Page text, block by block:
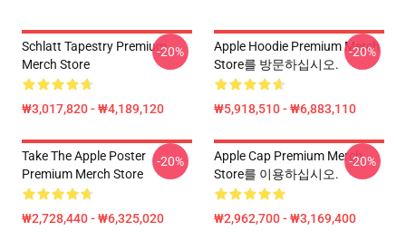
Schlatt Tapestry Premium
Merch Store
₩3,017,820 - ₩4,189,120
-20%
Apple Hoodie Premium Merch
Store를 방문하십시오.
₩5,918,510 - ₩6,883,110
-20%
Take The Apple Poster
Premium Merch Store
₩2,728,440 - ₩6,325,020
-20%
Apple Cap Premium Merch
Store를 이용하십시오.
₩2,962,700 - ₩3,169,400
-20%